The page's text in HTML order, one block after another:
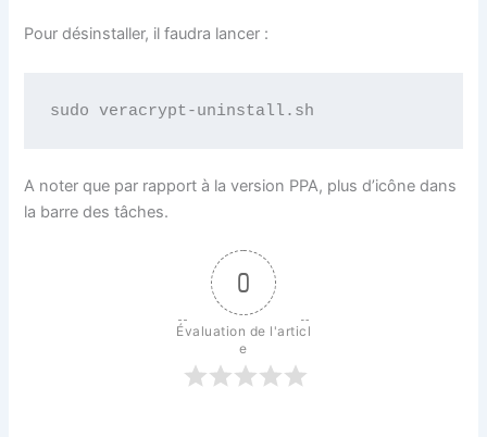
Pourdésinstaller, il faudra lancer :
sudo veracrypt-uninstall.sh
A noter que par rapport à la version PPA, plus d’icône dans
la barre des tâches.
0
Évaluation de l'articl
e